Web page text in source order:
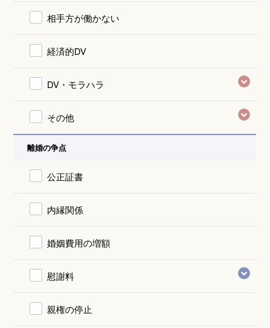
相手方が働かない
経済的DV
DV・モラハラ
その他
離婚の争点
公正証書
内縁関係
婚姻費用の増額
慰謝料
親権の停止